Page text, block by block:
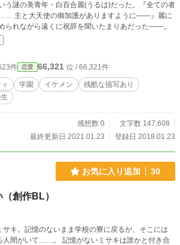
う謎の美青年・白百合麗(うるは)だった。『全ての者
主と大天使の御加護がありますように――』麗に
られながら遠くに祝辞を聞いたまりあだった――。
件 恋愛 66,321 位 / 66,321件
学園 イケメン
残酷な描写あり
感想数 0
文字数 147,608
最終更新日 2021.01.23
登録日 2018.01.23
お気に入り追加 30
創作BL）
キ。記憶のないまま学校の寮に戻るが、そこには
人間がいて……。 記憶がないミサキは誰かと付き合